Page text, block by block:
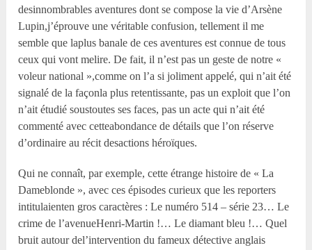
desinnombrables aventures dont se compose la vie d’Arsène
Lupin,j’éprouve une véritable confusion, tellement il me
semble que laplus banale de ces aventures est connue de tous
ceux qui vont melire. De fait, il n’est pas un geste de notre «
voleur national »,comme on l’a si joliment appelé, qui n’ait été
signalé de la façonla plus retentissante, pas un exploit que l’on
n’ait étudié soustoutes ses faces, pas un acte qui n’ait été
commenté avec cetteabondance de détails que l’on réserve
d’ordinaire au récit desactions héroïques.
Qui ne connaît, par exemple, cette étrange histoire de « La
Dameblonde », avec ces épisodes curieux que les reporters
intitulaienten gros caractères : Le numéro 514 – série 23… Le
crime de l’avenueHenri-Martin !… Le diamant bleu !… Quel
bruit autour del’intervention du fameux détective anglais